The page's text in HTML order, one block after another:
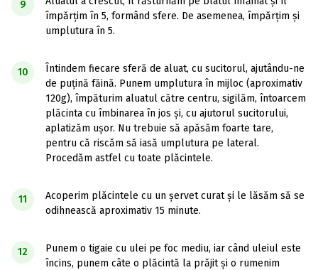
9
împărțim în 5, formând sfere. De asemenea, împărțim și
umplutura în 5.
10
Întindem fiecare sferă de aluat, cu sucitorul, ajutându-ne
de puțină făină. Punem umplutura în mijloc (aproximativ
120g), împăturim aluatul către centru, sigilăm, întoarcem
plăcinta cu îmbinarea în jos și, cu ajutorul sucitorului,
aplatizăm ușor. Nu trebuie să apăsăm foarte tare,
pentru că riscăm să iasă umplutura pe lateral.
Procedăm astfel cu toate plăcintele.
11
Acoperim plăcintele cu un șervet curat și le lăsăm să se
odihnească aproximativ 15 minute.
12
Punem o tigaie cu ulei pe foc mediu, iar când uleiul este
încins, punem câte o plăcintă la prăjit și o rumenim